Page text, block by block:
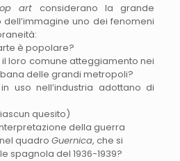
art considerano la grande
uno dei fenomeni
è popolare?
loro comune atteggiamento nei
delle grandi metropoli?
uso nell’industria adottano di
quesito)
della guerra
quadro Guernica, che si
spagnola del 1936-1939?